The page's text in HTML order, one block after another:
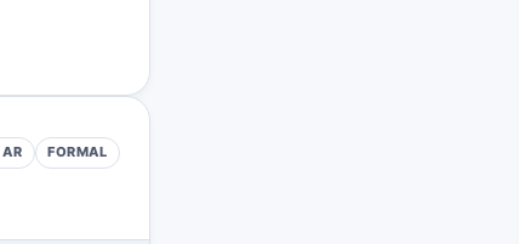
AR FORMAL